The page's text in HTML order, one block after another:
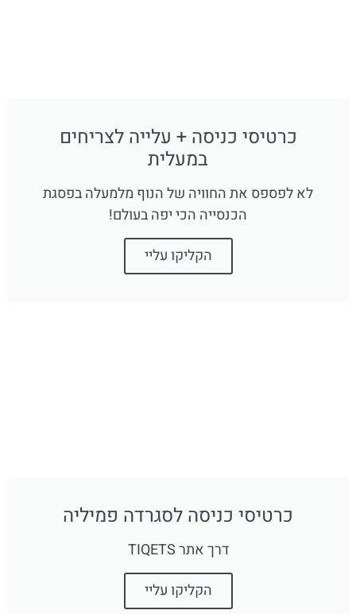
כרטיסי כניסה + עלייה לצריחים
במעלית
לא לפספס את החוויה של הנוף מלמעלה בפסגת
הכנסייה הכי יפה בעולם!
הקליקו עליי
כרטיסי כניסה לסגרדה פמיליה
דרך אתר TIQETS
הקליקו עליי